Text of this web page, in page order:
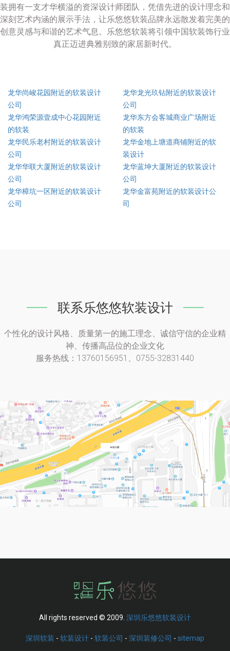
装拥有一支才华横溢的资深设计师团队，凭借先进的设计理念和
深刻艺术内涵的展示手法，让乐悠悠软装品牌永远散发着完美的
创意灵感与和谐的艺术气息。乐悠悠软装将引领中国软装饰行业
真正迈进典雅别致的家居新时代。
龙华尚峻花园附近的软装设计
公司
龙华龙光玖钻附近的软装设计
公司
龙华鸿荣源壹成中心花园附近
的软装
龙华东方会客城商业广场附近
的软装
龙华民乐老村附近的软装设计
公司
龙华金地上塘道商铺附近的软
装设计
龙华华联大厦附近的软装设计
公司
龙华蓝坤大厦附近的软装设计
公司
龙华樟坑一区附近的软装设计
公司
龙华金富苑附近的软装设计公
司
联系乐悠悠软装设计
个性化的设计风格、质量第一的施工理念、诚信守信的企业精
神、传播高品位的企业文化
服务热线：13760156951、0755-32831440
All rights reserved © 2009. 深圳乐悠悠软装设计
深圳软装 - 软装设计 - 软装公司 - 深圳装修公司 - sitemap